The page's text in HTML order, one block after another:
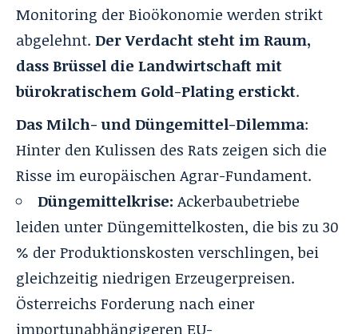
Monitoring der Bioökonomie werden strikt
abgelehnt. Der Verdacht steht im Raum,
dass Brüssel die Landwirtschaft mit
bürokratischem Gold-Plating erstickt.
Das Milch- und Düngemittel-Dilemma:
Hinter den Kulissen des Rats zeigen sich die
Risse im europäischen Agrar-Fundament.
Düngemittelkrise: Ackerbaubetriebe
leiden unter Düngemittelkosten, die bis zu 30
% der Produktionskosten verschlingen, bei
gleichzeitig niedrigen Erzeugerpreisen.
Österreichs Forderung nach einer
importunabhängigeren EU-